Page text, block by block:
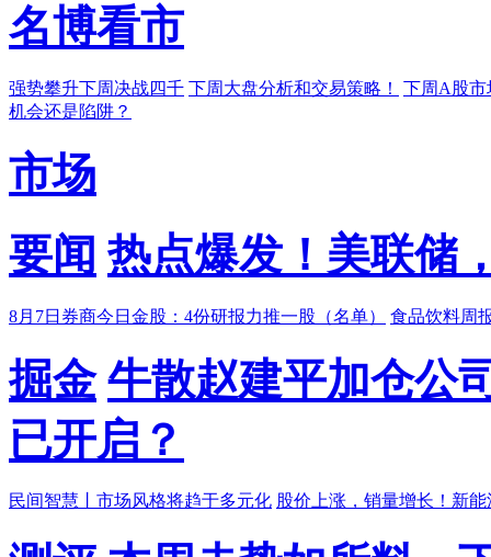
名博看市
强势攀升下周决战四千 下周大盘分析和交易策略！
下周A股市
机会还是陷阱？
市场
要闻 热点爆发！美联储
8月7日券商今日金股：4份研报力推一股（名单） 食品饮料周
掘金 牛散赵建平加仓公
已开启？
民间智慧丨市场风格将趋于多元化 股价上涨，销量增长！新